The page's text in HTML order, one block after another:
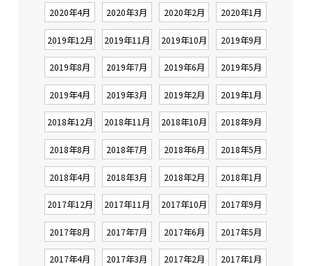
2020年4月 2020年3月 2020年2月 2020年1月
2019年12月 2019年11月 2019年10月 2019年9月
2019年8月 2019年7月 2019年6月 2019年5月
2019年4月 2019年3月 2019年2月 2019年1月
2018年12月 2018年11月 2018年10月 2018年9月
2018年8月 2018年7月 2018年6月 2018年5月
2018年4月 2018年3月 2018年2月 2018年1月
2017年12月 2017年11月 2017年10月 2017年9月
2017年8月 2017年7月 2017年6月 2017年5月
2017年4月 2017年3月 2017年2月 2017年1月